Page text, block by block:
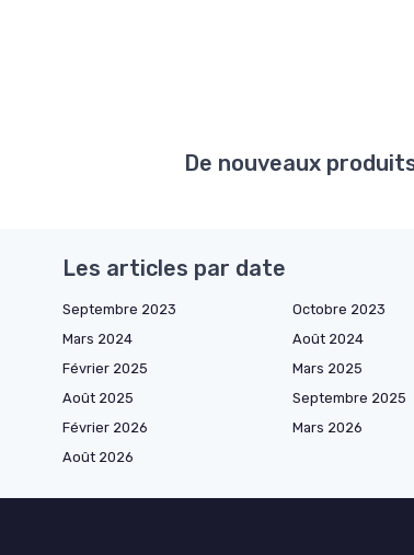
De nouveaux
Les articles par date
Septembre 2023 Octobre 2023
Mars 2024
Août 2024
Février 2025
Mars 2025
Août 2025
Septembre 2025
Février 2026
Mars 2026
Août 2026